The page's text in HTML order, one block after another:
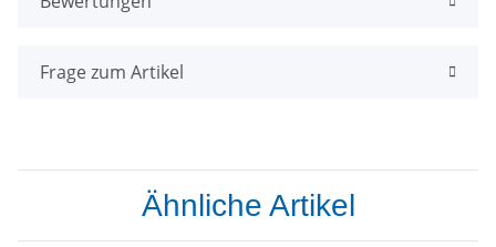
Frage zum Artikel
Ähnliche Artikel